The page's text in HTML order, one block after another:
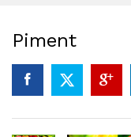
Piment